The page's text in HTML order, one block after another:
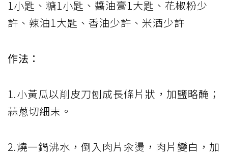
1小匙、糖1小匙、醬油膏1大匙、花椒粉少
許、辣油1大匙、香油少許、米酒少許
作法：
1.小黃瓜以削皮刀刨成長條片狀，加鹽略醃；
蒜蔥切細末。
2.燒一鍋沸水，倒入肉片汆燙，肉片變白，加